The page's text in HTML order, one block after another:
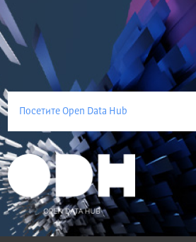
Посетите Open Data Hub